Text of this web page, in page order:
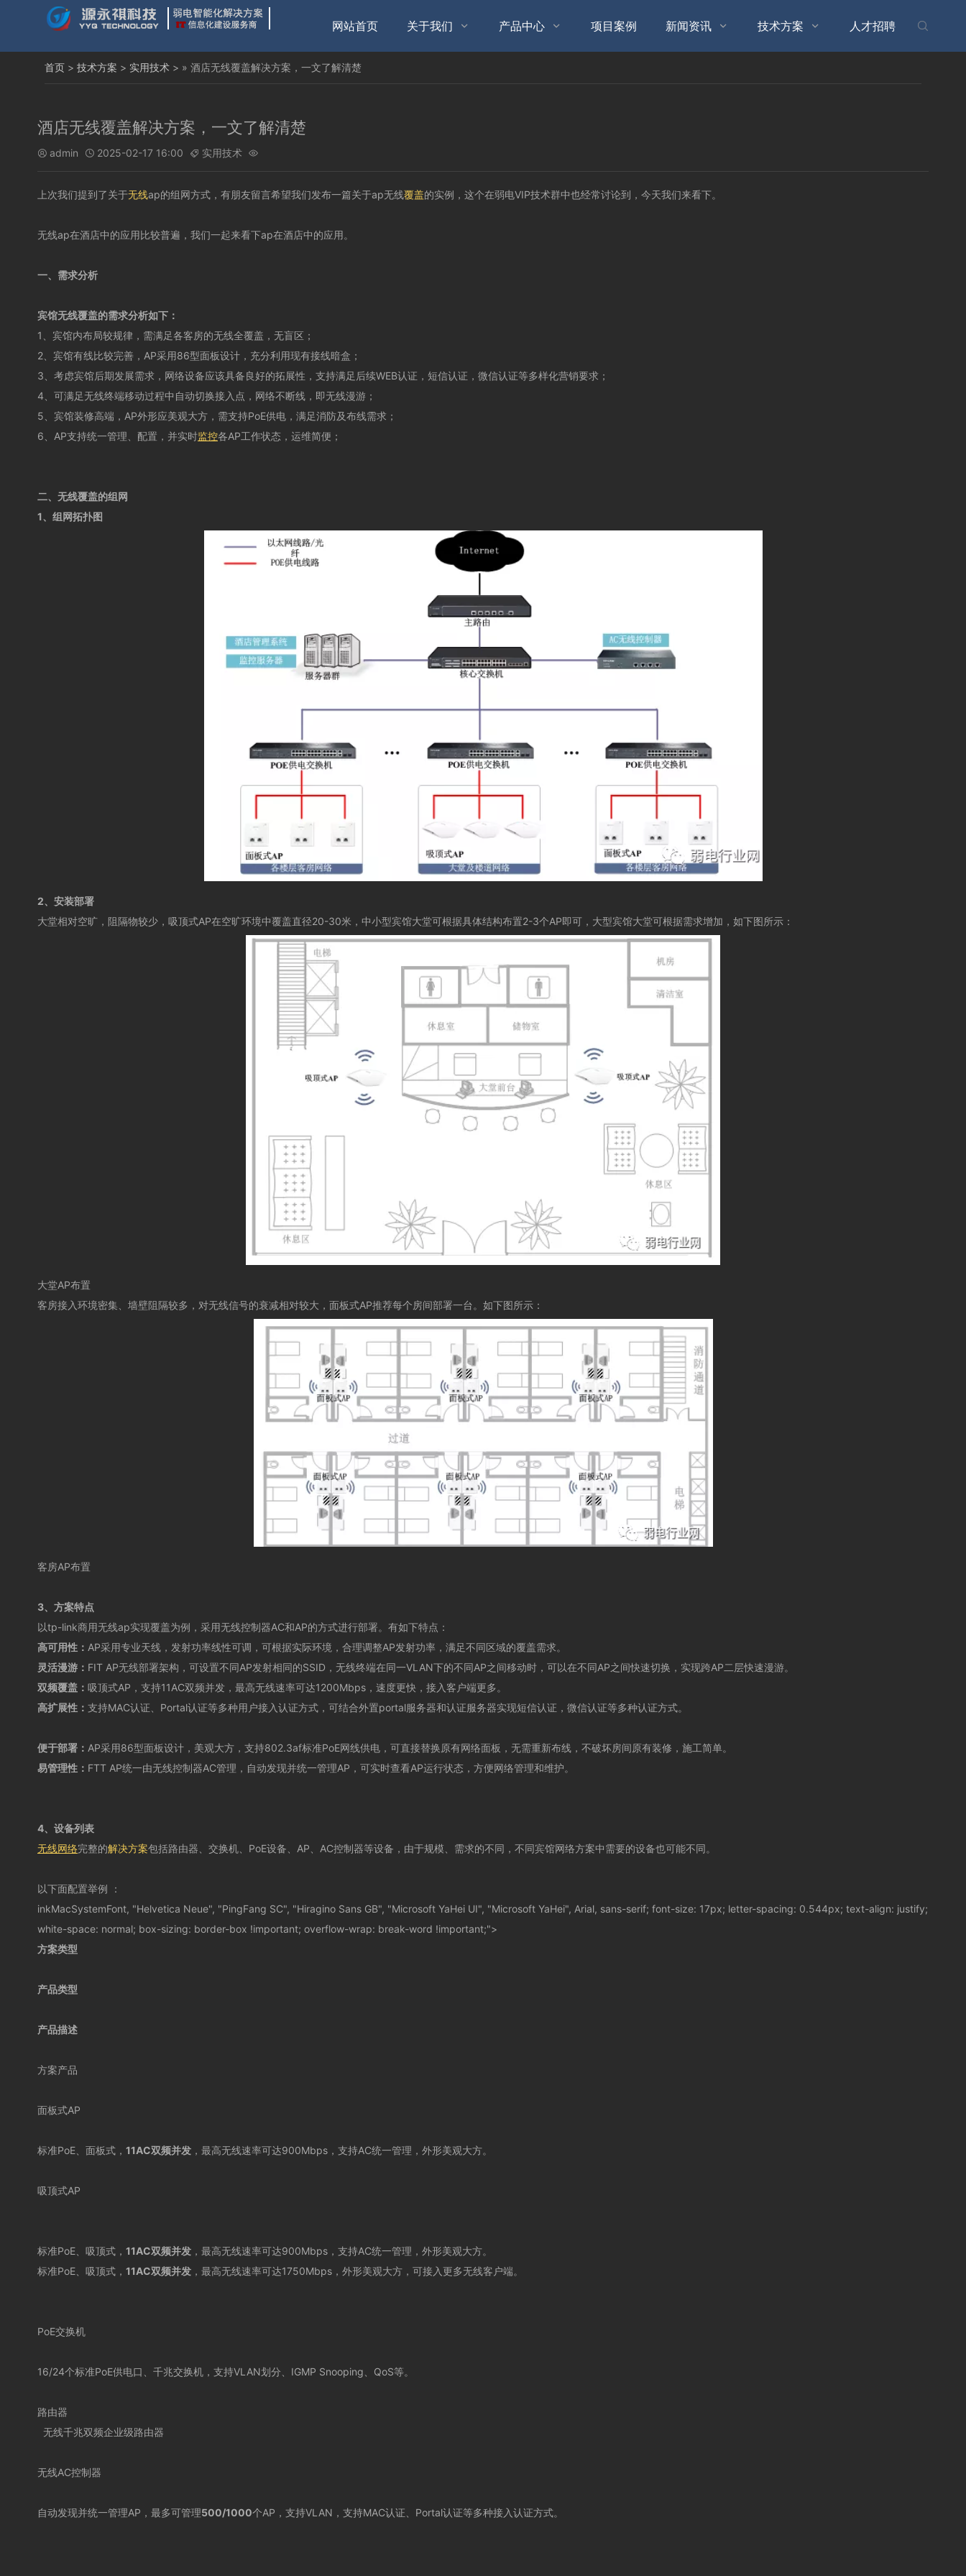

网站首页 关于我们  产品中心  项目案例 新闻资讯  技术方案  人才招聘
首页 > 技术方案 > 实用技术 > » 酒店无线覆盖解决方案，一文了解清楚
酒店无线覆盖解决方案，一文了解清楚
 admin  2025-02-17 16:00  实用技术 
上次我们提到了关于无线ap的组网方式，有朋友留言希望我们发布一篇关于ap无线覆盖的实例，这个在弱电VIP技术群中也经常讨论到，今天我们来看下。
无线ap在酒店中的应用比较普遍，我们一起来看下ap在酒店中的应用。
一、需求分析
宾馆无线覆盖的需求分析如下：
1、宾馆内布局较规律，需满足各客房的无线全覆盖，无盲区；
2、宾馆有线比较完善，AP采用86型面板设计，充分利用现有接线暗盒；
3、考虑宾馆后期发展需求，网络设备应该具备良好的拓展性，支持满足后续WEB认证，短信认证，微信认证等多样化营销要求；
4、可满足无线终端移动过程中自动切换接入点，网络不断线，即无线漫游；
5、宾馆装修高端，AP外形应美观大方，需支持PoE供电，满足消防及布线需求；
6、AP支持统一管理、配置，并实时监控各AP工作状态，运维简便；
二、无线覆盖的组网
1、组网拓扑图
2、安装部署
大堂相对空旷，阻隔物较少，吸顶式AP在空旷环境中覆盖直径20-30米，中小型宾馆大堂可根据具体结构布置2-3个AP即可，大型宾馆大堂可根据需求增加，如下图所示：
大堂AP布置
客房接入环境密集、墙壁阻隔较多，对无线信号的衰减相对较大，面板式AP推荐每个房间部署一台。 如下图所示：
客房AP布置
3、方案特点
以tp-link商用无线ap实现覆盖为例，采用无线控制器AC和AP的方式进行部署。 有如下特点：
高可用性： AP采用专业天线，发射功率线性可调，可根据实际环境，合理调整AP发射功率，满足不同区域的覆盖需求。
灵活漫游： FIT AP无线部署架构，可设置不同AP发射相同的SSID ，无线终端在同一VLAN下的不同AP之间移动时，可以在不同AP之间快速切换，实现跨AP二层快速漫游。
双频覆盖： 吸顶式AP ，支持11AC双频并发，最高无线速率可达1200Mbps ，速度更快，接入客户端更多。
高扩展性： 支持MAC认证、 Portal认证等多种用户接入认证方式，可结合外置portal服务器和认证服务器实现短信认证，微信认证等多种认证方式。
便于部署： AP采用86型面板设计，美观大方，支持802.3af标准PoE网线供电，可直接替换原有网络面板，无需重新布线，不破坏房间原有装修，施工简单。
易管理性： FTT AP统一由无线控制器AC管理，自动发现并统一管理AP ，可实时查看AP运行状态，方便网络管理和维护。
4、设备列表
无线网络完整的解决方案包括路由器、交换机、 PoE设备、 AP AC控制器等设备，由于规模、需求的不同，不同宾馆网络方案中需要的设备也可能不同。
以下面配置举例 ：
inkMacSystemFont, "Helvetica Neue", "PingFang SC", "Hiragino Sans GB", "Microsoft YaHei UI", "Microsoft YaHei", Arial, sans-serif; font-size: 17px; letter-spacing: 0.544px; text-align: justify;
white-space: normal; box-sizing: border-box !important; overflow-wrap: break-word !important;">
方案类型
产品类型
产品描述
方案产品
面板式AP
标准PoE 、面板式， 11AC双频并发 ，最高无线速率可达900Mbps ，支持AC统一管理，外形美观大方。
吸顶式AP
标准PoE 、吸顶式， 11AC双频并发 ，最高无线速率可达900Mbps ，支持AC统一管理，外形美观大方。
标准PoE、吸顶式， 11AC双频并发 ，最高无线速率可达1750Mbps ，外形美观大方，可接入更多无线客户端。
PoE交换机
16/24个标准PoE供电口、千兆交换机，支持VLAN划分、IGMP Snooping、QoS等。
路由器
无线千兆双频企业级路由器
无线AC控制器
自动发现并统一管理AP ，最多可管理500/1000个AP ，支持VLAN ，支持MAC认证、 Portal认证等多种接入认证方式。